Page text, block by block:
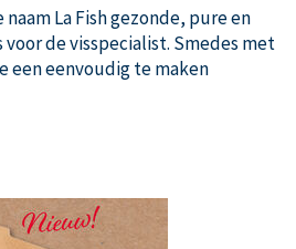
La Fish gezonde, pure en
de visspecialist. Smedes met
een eenvoudig te maken